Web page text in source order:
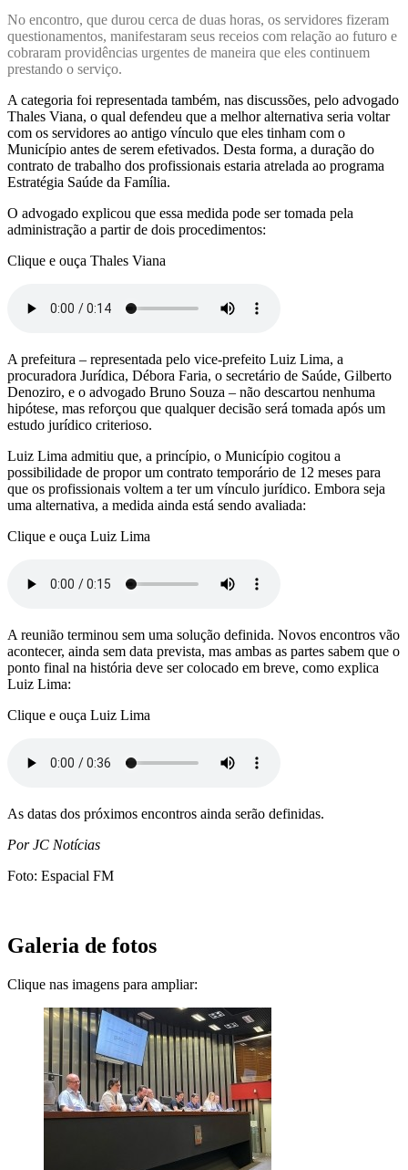
No encontro, que durou cerca de duas horas, os servidores fizeram
questionamentos, manifestaram seus receios com relação ao futuro e
cobraram providências urgentes de maneira que eles continuem
prestando o serviço.
A categoria foi representada também, nas discussões, pelo advogado
Thales Viana, o qual defendeu que a melhor alternativa seria voltar
com os servidores ao antigo vínculo que eles tinham com o
Município antes de serem efetivados. Desta forma, a duração do
contrato de trabalho dos profissionais estaria atrelada ao programa
Estratégia Saúde da Família.
O advogado explicou que essa medida pode ser tomada pela
administração a partir de dois procedimentos:
Clique e ouça Thales Viana
A prefeitura – representada pelo vice-prefeito Luiz Lima, a
procuradora Jurídica, Débora Faria, o secretário de Saúde, Gilberto
Denoziro, e o advogado Bruno Souza – não descartou nenhuma
hipótese, mas reforçou que qualquer decisão será tomada após um
estudo jurídico criterioso.
Luiz Lima admitiu que, a princípio, o Município cogitou a
possibilidade de propor um contrato temporário de 12 meses para
que os profissionais voltem a ter um vínculo jurídico. Embora seja
uma alternativa, a medida ainda está sendo avaliada:
Clique e ouça Luiz Lima
A reunião terminou sem uma solução definida. Novos encontros vão
acontecer, ainda sem data prevista, mas ambas as partes sabem que o
ponto final na história deve ser colocado em breve, como explica
Luiz Lima:
Clique e ouça Luiz Lima
As datas dos próximos encontros ainda serão definidas.
Por JC Notícias
Foto: Espacial FM
Galeria de fotos
Clique nas imagens para ampliar: